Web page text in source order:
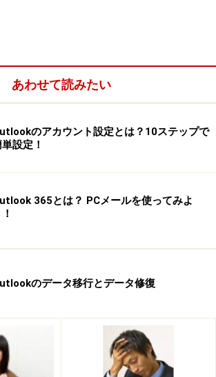
ューの中の差出人や件名のボタンをク
あわせて読みたい
のアカウント設定とは？10ステップで
設定！
365とは？ PCメールを使ってみよ
のデータ移行とデータ修復